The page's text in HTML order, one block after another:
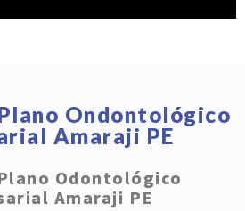
Ondontológico
Amaraji PE
Odontológico
Amaraji PE